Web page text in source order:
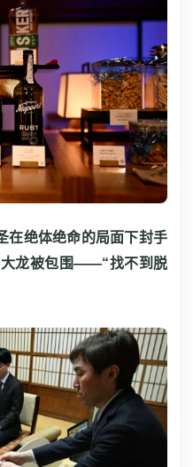
在绝体绝命的局面下封手
大龙被包围——“找不到脱